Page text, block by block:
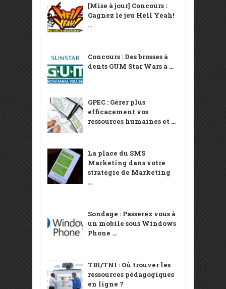
[Mise à jour] Concours :
Gagnez le jeu Hell Yeah!
...
Concours : Des brosses à
dents GUM Star Wars à ...
GPEC : Gérer plus
efficacement vos
ressources humaines et ...
La place du SMS
Marketing dans votre
stratégie de Marketing
...
Sondage : Passerez vous à
un mobile sous Windows
Phone ...
TBI/TNI : Où trouver les
ressources pédagogiques
en ligne ?